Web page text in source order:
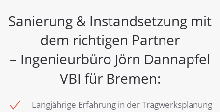
Sanierung & Instandsetzung mit
dem richtigen Partner
– Ingenieurbüro Jörn Dannapfel
VBI für Bremen:
Langjährige Erfahrung in der Tragwerksplanung